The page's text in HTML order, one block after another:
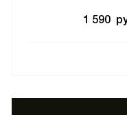
1 590